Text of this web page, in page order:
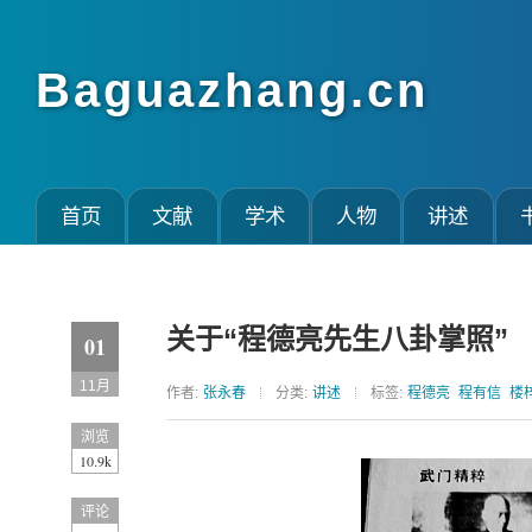
Baguazhang.cn
首页 文献 学术 人物 讲述
关于“程德亮先生八卦掌照”
01
11月 作者: 张永春 分类: 讲述 标签: 程德亮 程有信 楼
浏览
10.9k
评论